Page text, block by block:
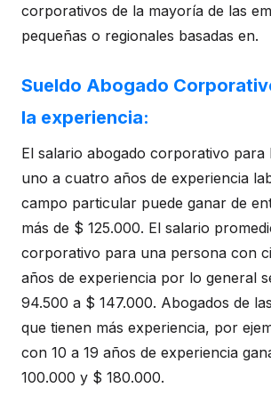
corporativos de la mayoría de las
pequeñas o regionales basadas en.
Sueldo Abogado
la experiencia:
El salario abogado corporativo para
uno a cuatro años de experiencia
campo particular puede ganar de
más de $ 125.000. El salario
corporativo para una persona con
años de experiencia por lo general
94.500 a $ 147.000. Abogados de
que tienen más experiencia, por
con 10 a 19 años de experiencia
100.000 y $ 180.000.